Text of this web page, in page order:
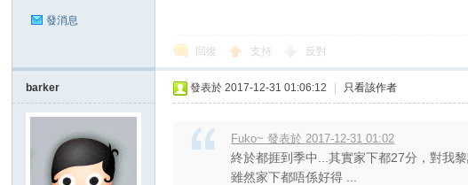
發消息
回復 支持 反對
barker 發表於 2017-12-31 01:06:12 只看該作者
Fuko~ 發表於 2017-12-31 01:02
終於都捱到季中...其實家下都27分，對我
雖然家下都唔係好得 ...